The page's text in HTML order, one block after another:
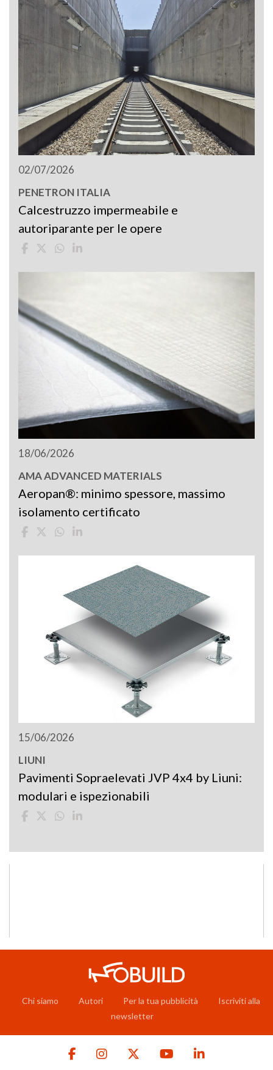
02/07/2026
PENETRON ITALIA
Calcestruzzo impermeabile e
autoriparante per le opere
18/06/2026
AMA ADVANCED MATERIALS
Aeropan®: minimo spessore, massimo
isolamento certificato
15/06/2026
LIUNI
Pavimenti Sopraelevati JVP 4x4 by Liuni:
modulari e ispezionabili
Chi siamo Autori Per la tua pubblicità
Iscriviti alla
newsletter